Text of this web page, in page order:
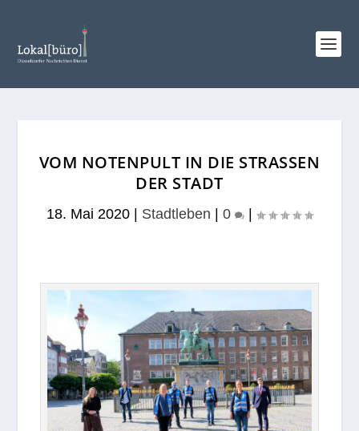
VOM NOTENPULT IN DIE STRASSEN D
ER STADT
18. Mai 2020 Stadtleben 0